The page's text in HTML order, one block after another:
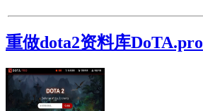
重做dota2资料库DoTA.pro